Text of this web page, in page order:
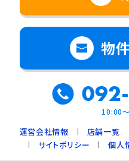
物
10:00
運営会社情報 店舗一覧
サイトポリシー
個人